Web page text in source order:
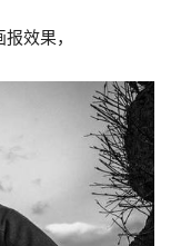
效果，